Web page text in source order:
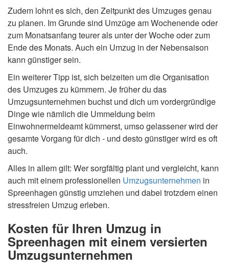
Zudem lohnt es sich, den Zeitpunkt des Umzuges genau
zu planen. Im Grunde sind Umzüge am Wochenende oder
zum Monatsanfang teurer als unter der Woche oder zum
Ende des Monats. Auch ein Umzug in der Nebensaison
kann günstiger sein.
Ein weiterer Tipp ist, sich beizeiten um die Organisation
des Umzuges zu kümmern. Je früher du das
Umzugsunternehmen buchst und dich um vordergründige
Dinge wie nämlich die Ummeldung beim
Einwohnermeldeamt kümmerst, umso gelassener wird der
gesamte Vorgang für dich - und desto günstiger wird es oft
auch.
Alles in allem gilt: Wer sorgfältig plant und vergleicht, kann
auch mit einem professionellen Umzugsunternehmen in
Spreenhagen günstig umziehen und dabei trotzdem einen
stressfreien Umzug erleben.
Kosten für Ihren Umzug in
Spreenhagen mit einem versierten
Umzugsunternehmen